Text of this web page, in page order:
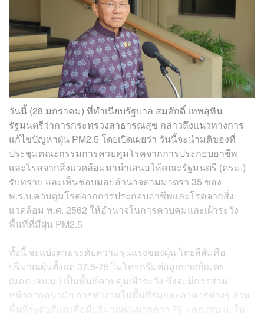
วันนี้ (28 มกราคม) ที่ทำเนียบรัฐบาล สมศักดิ์ เทพสุทิน
รัฐมนตรีว่าการกระทรวงสาธารณสุข กล่าวถึงแนวทางการ
แก้ไขปัญหาฝุ่น PM2.5 โดยเปิดเผยว่า วันนี้จะนำมติของที่
ประชุมคณะกรรมการควบคุมโรคจากการประกอบอาชีพ
และโรคจากสิ่งแวดล้อมมานำเสนอให้คณะรัฐมนตรี (ครม.)
รับทราบ และเห็นชอบมอบอำนาจตามมาตรา 35 ของ
พ.ร.บ.ควบคุมโรคจากการประกอบอาชีพและโรคจากสิ่ง
แวดล้อม พ.ศ. 2562 ให้อำนาจในการควบคุมและเฝ้าระวัง
พื้นที่ที่มีฝุ่น PM2.5
ทั้งนี้ จะแบ่งตามระดับความรุนแรงของฝุ่น โดยสีส้มคือ
ปริมาณฝุ่นตั้งแต่ 37.5-75 ไมโครกรัมต่อลูกบาศก์เมตร
(มคก./ลบ.ม.) เป็นพื้นที่ควบคุมเฝ้าระวัง ซึ่งจะมีการสวม
หน้ากากอนามัย การทำงานในพื้นที่ร่มและอาคารต่างๆ ส่วน
พื้นที่ระดับสีแดงคือมีปริมาณฝุ่นมากกว่า 75 มคก./ลบ.ม. ใน